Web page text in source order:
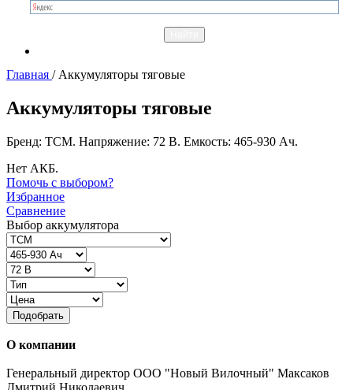
Главная / Аккумуляторы тяговые
Аккумуляторы тяговые
Бренд: TCM. Напряжение: 72 В. Емкость: 465-930 Ач.
Нет АКБ.
Помочь с выбором?
Избранное
Сравнение
Выбор аккумулятора
Подобрать
О компании
Генеральный директор ООО "Новый Вилочный" Максаков
Дмитрий Николаевич